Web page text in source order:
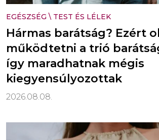
EGÉSZSÉG \ TEST ÉS LÉLEK
Hármas barátság? Ezért
működtetni a trió
így maradhatnak mégis
kiegyensúlyozottak
2026.08.08.